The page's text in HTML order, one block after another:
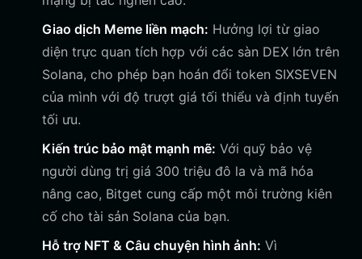
Giao dịch Meme liền mạch: Hưởng lợi từ giao
diện trực quan tích hợp với các sàn DEX lớn trên
Solana, cho phép bạn hoán đổi token SIXSEVEN
của mình với độ trượt giá tối thiểu và định tuyến
tối ưu.
Kiến trúc bảo mật mạnh mẽ: Với quỹ bảo vệ
người dùng trị giá 300 triệu đô la và mã hóa
nâng cao, Bitget cung cấp một môi trường kiên
cố cho tài sản Solana của bạn.
Hỗ trợ NFT & Câu chuyện hình ảnh: Vì